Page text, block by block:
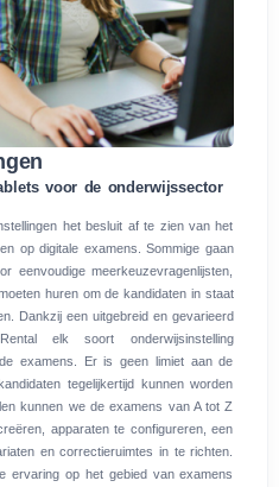
voor de onderwijssector
het besluit af te zien van het
op digitale examens. Sommige gaan
meerkeuzevragenlijsten,
huren om de kandidaten in staat
Dankzij een uitgebreid en gevarieerd
elk soort onderwijsinstelling
examens. Er is geen limiet aan de
tegelijkertijd kunnen worden
kunnen we de examens van A tot Z
apparaten te configureren, een
en correctieruimtes in te richten.
ervaring op het gebied van examens